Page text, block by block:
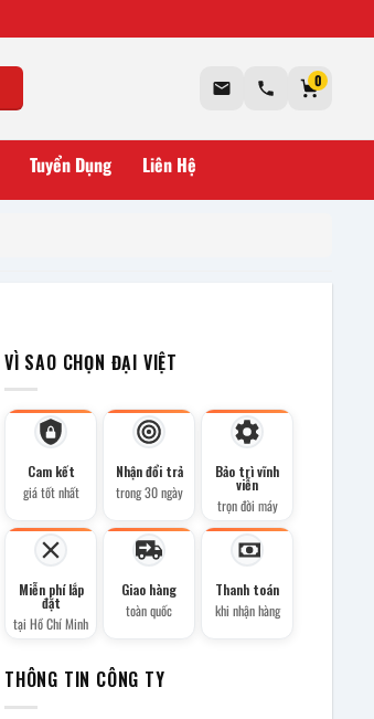
0
Tuyển Dụng Liên Hệ
VÌ SAO CHỌN ĐẠI VIỆT
Cam kết
giá tốt nhất
Nhận đổi trả
trong 30 ngày
Bảo trì vĩnh
viễn
trọn đời máy
Miễn phí lắp
đặt
tại Hồ Chí Minh
Giao hàng
toàn quốc
Thanh toán
khi nhận hàng
THÔNG TIN CÔNG TY